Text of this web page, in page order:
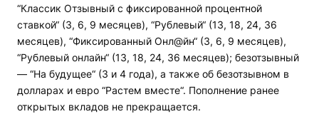
“Классик Отзывный с фиксированной процентной
ставкой“ (3, 6, 9 месяцев), “Рублевый“ (13, 18, 24, 36
месяцев), “Фиксированный Онл@йн“ (3, 6, 9 месяцев),
“Рублевый онлайн“ (13, 18, 24, 36 месяцев); безотзывный
— “На будущее“ (3 и 4 года), а также об безотзывном в
долларах и евро “Растем вместе“. Пополнение ранее
открытых вкладов не прекращается.